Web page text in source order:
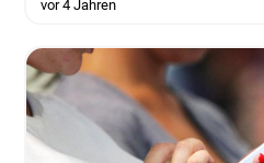
vor 4 Jahren